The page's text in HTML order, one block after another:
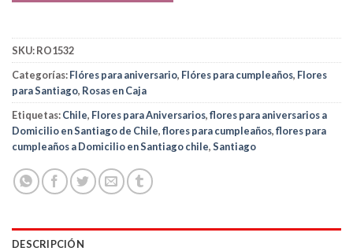
SKU:RO1532
Categorías:Flóres para aniversario, Flóres para cumpleaños, Flores
para Santiago, Rosas en Caja
Etiquetas:Chile, Flores para Aniversarios,flores para aniversarios a
Domicilio en Santiago de Chile,flores para cumpleaños,flores para
cumpleaños a Domicilio en Santiago chile,Santiago
DESCRIPCIÓN